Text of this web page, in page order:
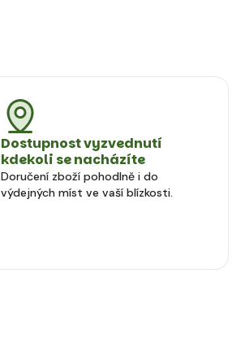
Dostupnost vyzvednutí
kdekoli se nacházíte
Doručení zboží pohodlně i do
výdejných míst ve vaší blízkosti.